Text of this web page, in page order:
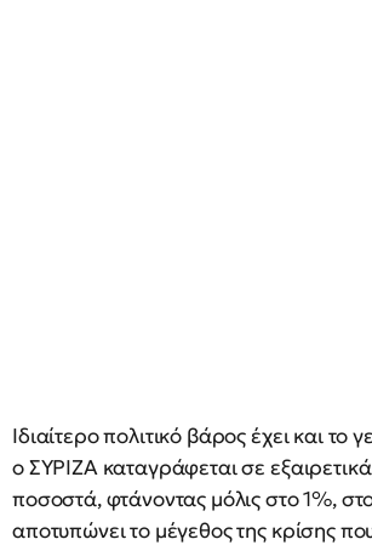
Ιδιαίτερο πολιτικό βάρος έχει και το
ο ΣΥΡΙΖΑ καταγράφεται σε
ποσοστά, φτάνοντας μόλις στο 1%,
αποτυπώνει το μέγεθος της κρίσης